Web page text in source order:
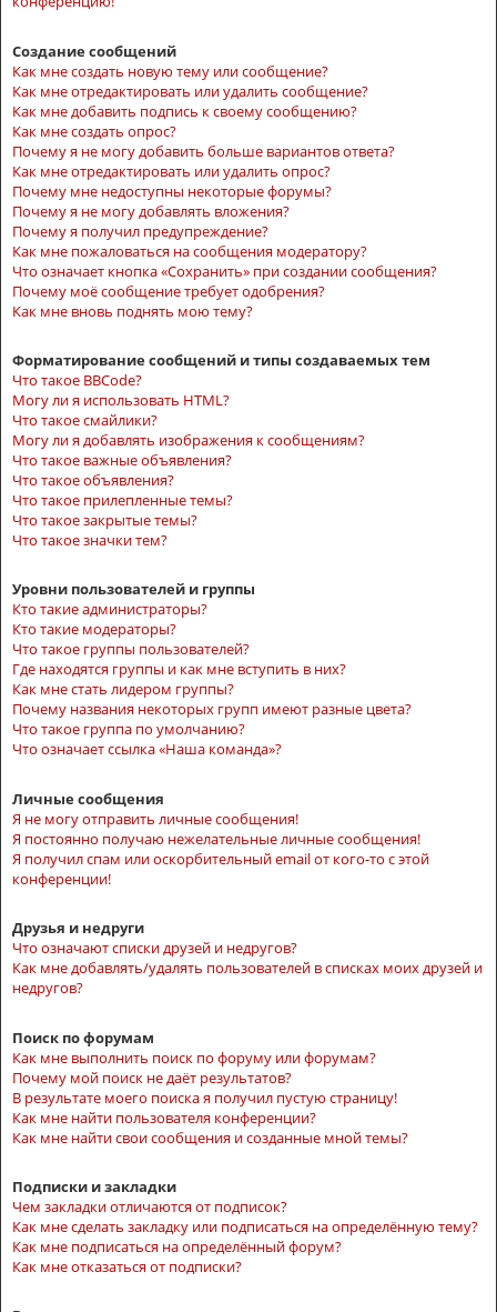
Создание сообщений
Как мне создать новую тему или сообщение?
Как мне отредактировать или удалить сообщение?
Как мне добавить подпись к своему сообщению?
Как мне создать опрос?
Почему я не могу добавить больше вариантов ответа?
Как мне отредактировать или удалить опрос?
Почему мне недоступны некоторые форумы?
Почему я не могу добавлять вложения?
Почему я получил предупреждение?
Как мне пожаловаться на сообщения модератору?
Что означает кнопка «Сохранить» при создании сообщения?
Почему моё сообщение требует одобрения?
Как мне вновь поднять мою тему?
Форматирование сообщений и типы создаваемых тем
Что такое BBCode?
Могу ли я использовать HTML?
Что такое смайлики?
Могу ли я добавлять изображения к сообщениям?
Что такое важные объявления?
Что такое объявления?
Что такое прилепленные темы?
Что такое закрытые темы?
Что такое значки тем?
Уровни пользователей и группы
Кто такие администраторы?
Кто такие модераторы?
Что такое группы пользователей?
Где находятся группы и как мне вступить в них?
Как мне стать лидером группы?
Почему названия некоторых групп имеют разные цвета?
Что такое группа по умолчанию?
Что означает ссылка «Наша команда»?
Личные сообщения
Я не могу отправить личные сообщения!
Я постоянно получаю нежелательные личные сообщения!
Я получил спам или оскорбительный email от кого-то с этой
конференции!
Друзья и недруги
Что означают списки друзей и недругов?
Как мне добавлять/удалять пользователей в списках моих друзей и
недругов?
Поиск по форумам
Как мне выполнить поиск по форуму или форумам?
Почему мой поиск не даёт результатов?
В результате моего поиска я получил пустую страницу!
Как мне найти пользователя конференции?
Как мне найти свои сообщения и созданные мной темы?
Подписки и закладки
Чем закладки отличаются от подписок?
Как мне сделать закладку или подписаться на определённую тему?
Как мне подписаться на определённый форум?
Как мне отказаться от подписки?